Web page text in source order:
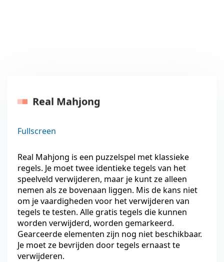
Real Mahjong
Fullscreen
Real Mahjong is een puzzelspel met klassieke
regels. Je moet twee identieke tegels van het
speelveld verwijderen, maar je kunt ze alleen
nemen als ze bovenaan liggen. Mis de kans niet
om je vaardigheden voor het verwijderen van
tegels te testen. Alle gratis tegels die kunnen
worden verwijderd, worden gemarkeerd.
Gearceerde elementen zijn nog niet beschikbaar.
Je moet ze bevrijden door tegels ernaast te
verwijderen.